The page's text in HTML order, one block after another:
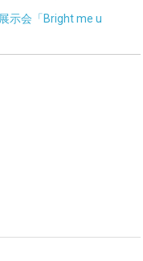
示会「Bright me u